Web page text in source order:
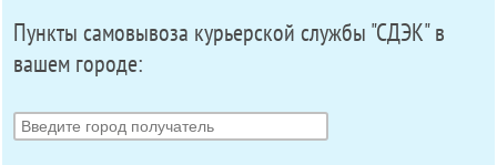
Пункты самовывоза курьерской службы "СДЭК" в
вашем городе: